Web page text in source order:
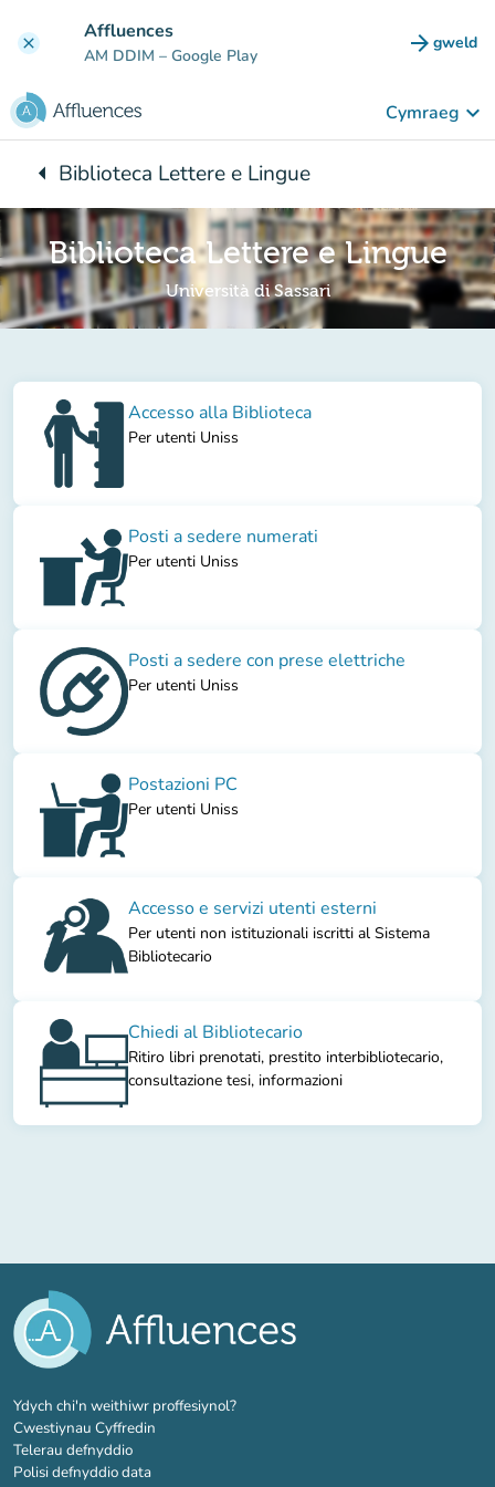
clear Affluences
AM DDIM – Google Play arrow_forward gweld
(tab
Cymraeg keyboard_arrow_down
arrow_leftYn ôl i:
Biblioteca Lettere e Lingue
Biblioteca Lettere e Lingue
Università di Sassari
Accesso alla Biblioteca
Per utenti Uniss
Posti a sedere numerati
Per utenti Uniss
Posti a sedere con prese elettriche
Per utenti Uniss
Postazioni PC
Per utenti Uniss
Accesso e servizi utenti esterni
Per utenti non istituzionali iscritti al Sistema
Bibliotecario
Chiedi al Bibliotecario
Ritiro libri prenotati, prestito interbibliotecario,
consultazione tesi, informazioni
Ydych chi'n weithiwr proffesiynol?(tab newydd)
Cwestiynau Cyffredin
Telerau defnyddio
Polisi defnyddio data